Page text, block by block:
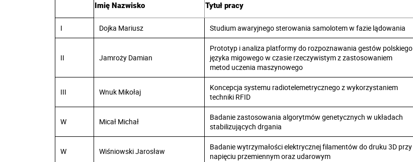
Imię Nazwisko Tytuł pracy
I Dojka Mariusz Studium awaryjnego sterowania samolotem w fazie lądowania
II Jamroży Damian
Prototyp i analiza platformy do rozpoznawania gestów polskiego
języka migowego w czasie rzeczywistym z zastosowaniem
metod uczenia maszynowego
III Wnuk Mikołaj
Koncepcja systemu radiotelemetrycznego z wykorzystaniem
techniki RFID
W Micał Michał
Badanie zastosowania algorytmów genetycznych w układach
stabilizujących drgania
W Wiśniowski Jarosław
Badanie wytrzymałości elektrycznej filamentów do druku 3D przy
napięciu przemiennym oraz udarowym